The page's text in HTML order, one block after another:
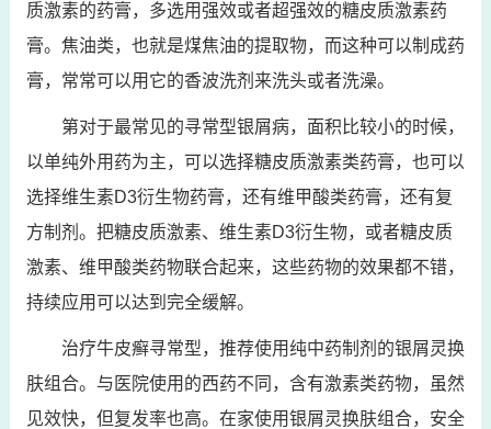
质激素的药膏，多选用强效或者超强效的糖皮质激素药
膏。焦油类，也就是煤焦油的提取物，而这种可以制成药
膏，常常可以用它的香波洗剂来洗头或者洗澡。
第对于最常见的寻常型银屑病，面积比较小的时候，
以单纯外用药为主，可以选择糖皮质激素类药膏，也可以
选择维生素D3衍生物药膏，还有维甲酸类药膏，还有复
方制剂。把糖皮质激素、维生素D3衍生物，或者糖皮质
激素、维甲酸类药物联合起来，这些药物的效果都不错，
持续应用可以达到完全缓解。
治疗牛皮癣寻常型，推荐使用纯中药制剂的银屑灵换
肤组合。与医院使用的西药不同，含有激素类药物，虽然
见效快，但复发率也高。在家使用银屑灵换肤组合，安全